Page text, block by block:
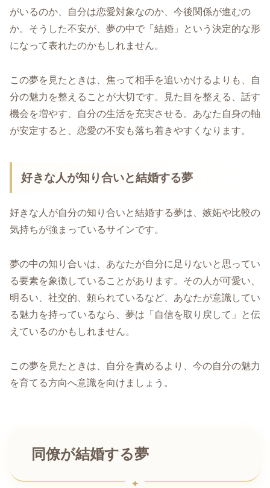
がいるのか、自分は恋愛対象なのか、今後関係が進むの
か。そうした不安が、夢の中で「結婚」という決定的な形
になって表れたのかもしれません。
この夢を見たときは、焦って相手を追いかけるよりも、自
分の魅力を整えることが大切です。見た目を整える、話す
機会を増やす、自分の生活を充実させる。あなた自身の軸
が安定すると、恋愛の不安も落ち着きやすくなります。
好きな人が知り合いと結婚する夢
好きな人が自分の知り合いと結婚する夢は、嫉妬や比較の
気持ちが強まっているサインです。
夢の中の知り合いは、あなたが自分に足りないと思ってい
る要素を象徴していることがあります。その人が可愛い、
明るい、社交的、頼られているなど、あなたが意識してい
る魅力を持っているなら、夢は「自信を取り戻して」と伝
えているのかもしれません。
この夢を見たときは、自分を責めるより、今の自分の魅力
を育てる方向へ意識を向けましょう。
同僚が結婚する夢